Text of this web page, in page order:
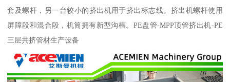
套及螺杆，另一台较小的挤出机用于挤出标志线。挤出机螺杆使用
屏障段和混合段，机筒拥有新型沟槽。PE盘管-MPP顶管挤出机-PE
三层共挤管材生产设备